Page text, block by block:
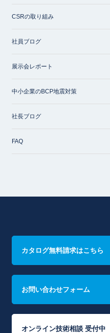
CSRの取り組み
社員ブログ
展示会レポート
中小企業のBCP地震対策
社長ブログ
FAQ
カタログ無料請求はこちら
お問い合わせフォーム
オンライン技術相談 受付中